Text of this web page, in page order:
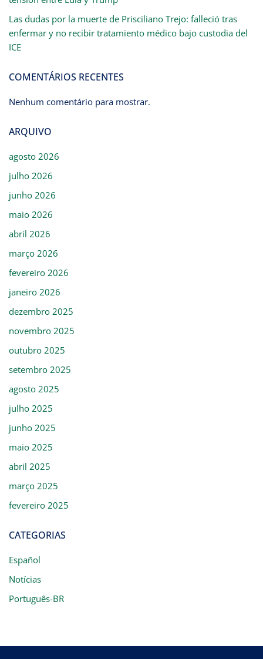
Las dudas por la muerte de Prisciliano Trejo: falleció tras
enfermar y no recibir tratamiento médico bajo custodia del
ICE
COMENTÁRIOS RECENTES
Nenhum comentário para mostrar.
ARQUIVO
agosto 2026
julho 2026
junho 2026
maio 2026
abril 2026
março 2026
fevereiro 2026
janeiro 2026
dezembro 2025
novembro 2025
outubro 2025
setembro 2025
agosto 2025
julho 2025
junho 2025
maio 2025
abril 2025
março 2025
fevereiro 2025
CATEGORIAS
Español
Notícias
Português-BR